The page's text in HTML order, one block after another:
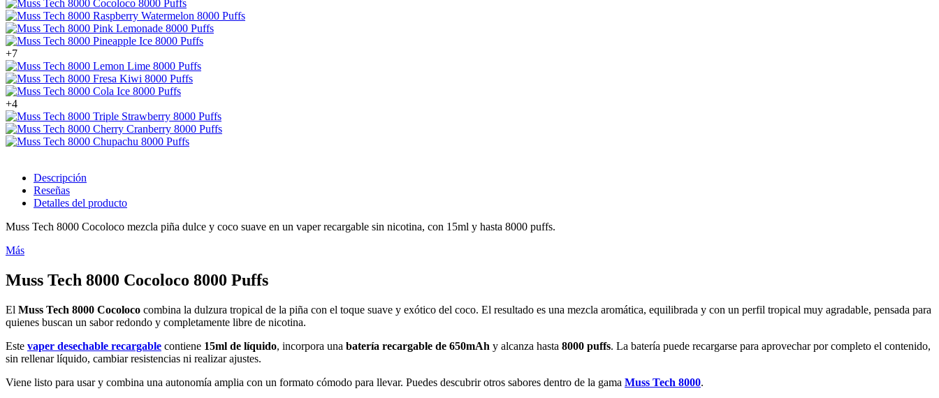
+7
+4
Descripción
Reseñas
Detalles del producto
Muss Tech 8000 Cocoloco mezcla piña dulce y coco suave en un vaper recargable sin nicotina, con 15ml y hasta 8000 puffs.
Más
Muss Tech 8000 Cocoloco 8000 Puffs
El Muss Tech 8000 Cocoloco combina la dulzura tropical de la piña con el toque suave y exótico del coco. El resultado es una mezcla aromática, equilibrada y con un perfil tropical muy agradable, pensada para
quienes buscan un sabor redondo y completamente libre de nicotina.
Este vaper desechable recargable contiene 15ml de líquido, incorpora una batería recargable de 650mAh y alcanza hasta 8000 puffs. La batería puede recargarse para aprovechar por completo el contenido,
sin rellenar líquido, cambiar resistencias ni realizar ajustes.
Viene listo para usar y combina una autonomía amplia con un formato cómodo para llevar. Puedes descubrir otros sabores dentro de la gama Muss Tech 8000.